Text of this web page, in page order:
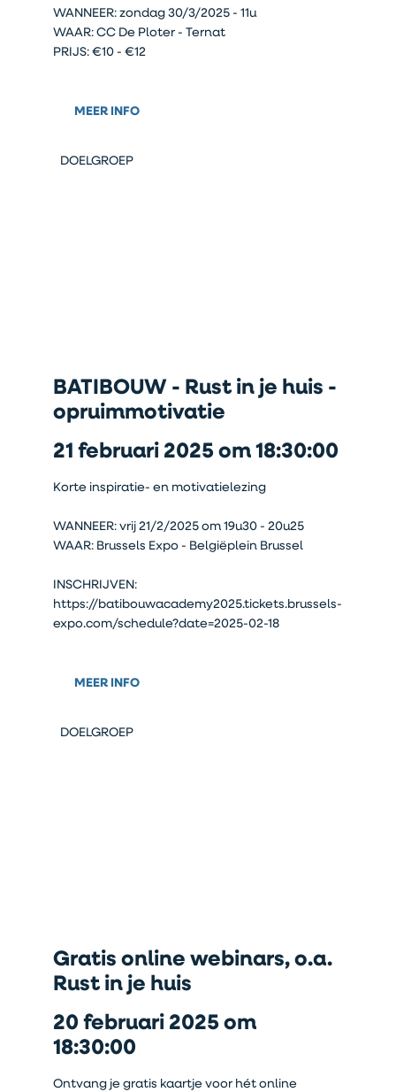
WANNEER: zondag 30/3/2025 - 11u
WAAR: CC De Ploter - Ternat
PRIJS: €10 - €12
MEER INFO
DOELGROEP
BATIBOUW - Rust in je huis -
opruimmotivatie
21 februari 2025 om 18:30:00
Korte inspiratie- en motivatielezing
WANNEER: vrij 21/2/2025 om 19u30 - 20u25
WAAR: Brussels Expo - Belgiëplein Brussel
INSCHRIJVEN:
https://batibouwacademy2025.tickets.brussels-
expo.com/schedule?date=2025-02-18
MEER INFO
DOELGROEP
Gratis online webinars, o.a.
Rust in je huis
20 februari 2025 om
18:30:00
Ontvang je gratis kaartje voor hét online